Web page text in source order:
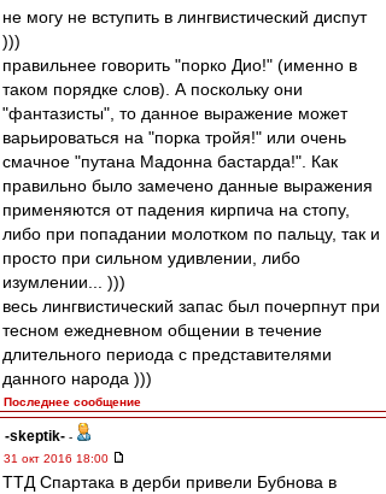
не могу не вступить в лингвистический диспут
)))
правильнее говорить "порко Дио!" (именно в
таком порядке слов). А поскольку они
"фантазисты", то данное выражение может
варьироваться на "порка тройя!" или очень
смачное "путана Мадонна бастарда!". Как
правильно было замечено данные выражения
применяются от падения кирпича на стопу,
либо при попадании молотком по пальцу, так и
просто при сильном удивлении, либо
изумлении... )))
весь лингвистический запас был почерпнут при
тесном ежедневном общении в течение
длительного периода с представителями
данного народа )))
Последнее сообщение
-skeptik- -
31 окт 2016 18:00
ТТД Спартака в дерби привели Бубнова в